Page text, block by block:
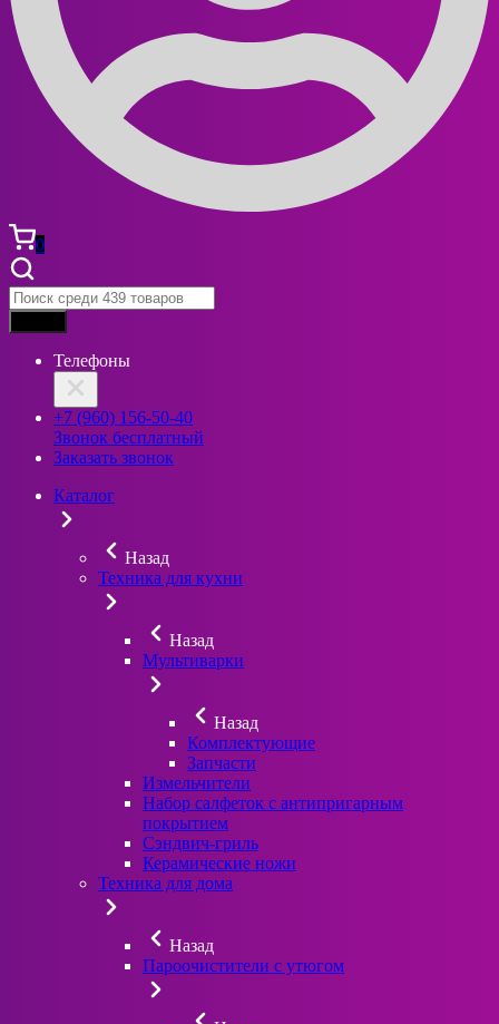
0
Телефоны
+7 (960) 156-50-40
Звонок бесплатный
Заказать звонок
Каталог
Назад
Техника для кухни
Назад
Мультиварки
Назад
Комплектующие
Запчасти
Измельчители
Набор салфеток с антипригарным
покрытием
Сэндвич-гриль
Керамические ножи
Техника для дома
Назад
Пароочистители с утюгом